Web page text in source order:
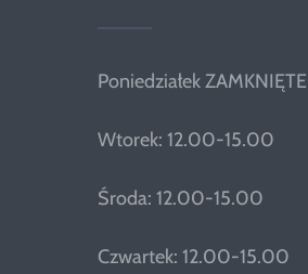
Poniedziałek ZAMKNIĘTE
Wtorek: 12.00-15.00
Środa: 12.00-15.00
Czwartek: 12.00-15.00